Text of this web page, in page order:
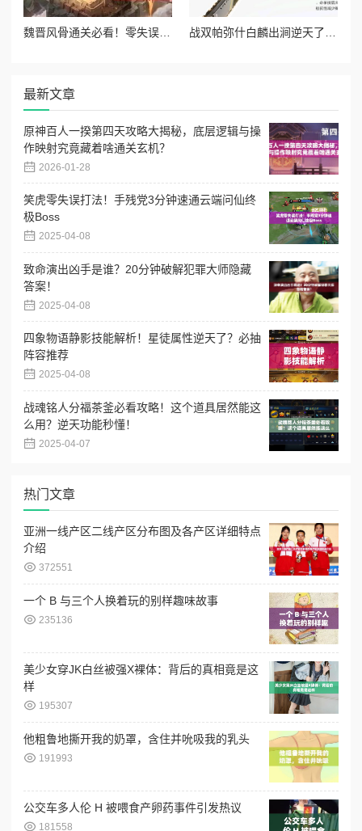
魏晋风骨通关必看！零失误阵容搭配+魂师选择攻略 战双帕弥什白麟出涧逆天了？武器属性+技能解析+共鸣搭配全指南
最新文章
原神百人一揆第四天攻略大揭秘，底层逻辑与操
作映射究竟藏着啥通关玄机？
2026-01-28
笑虎零失误打法！手残党3分钟速通云端问仙终
极Boss
2025-04-08
致命演出凶手是谁？20分钟破解犯罪大师隐藏
答案！
2025-04-08
四象物语静影技能解析！星徒属性逆天了？必抽
阵容推荐
2025-04-08
战魂铭人分福茶釜必看攻略！这个道具居然能这
么用？逆天功能秒懂！
2025-04-07
热门文章
亚洲一线产区二线产区分布图及各产区详细特点
介绍
372551
一个 B 与三个人换着玩的别样趣味故事
235136
美少女穿JK白丝被强X裸体：背后的真相竟是这
样
195307
他粗鲁地撕开我的奶罩，含住并吮吸我的乳头
191993
公交车多人伦 H 被喂食产卵药事件引发热议
181558